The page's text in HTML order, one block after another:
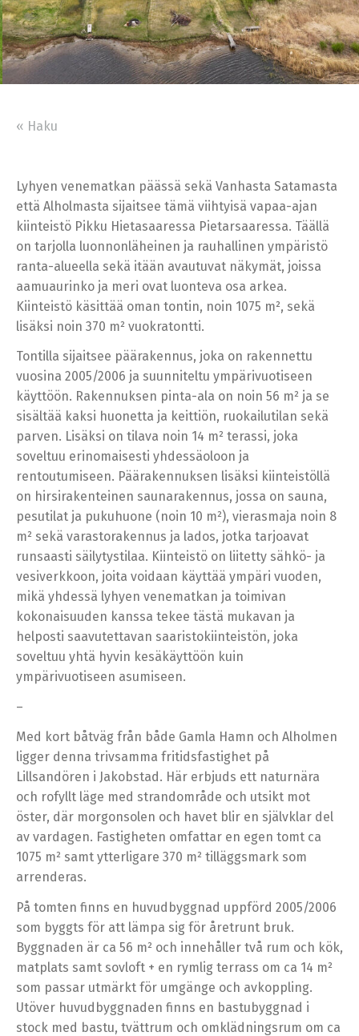
« Haku
Lyhyen venematkan päässä sekä Vanhasta Satamasta
että Alholmasta sijaitsee tämä viihtyisä vapaa-ajan
kiinteistö Pikku Hietasaaressa Pietarsaaressa. Täällä
on tarjolla luonnonläheinen ja rauhallinen ympäristö
ranta-alueella sekä itään avautuvat näkymät, joissa
aamuaurinko ja meri ovat luonteva osa arkea.
Kiinteistö käsittää oman tontin, noin 1075 m², sekä
lisäksi noin 370 m² vuokratontti.
Tontilla sijaitsee päärakennus, joka on rakennettu
vuosina 2005/2006 ja suunniteltu ympärivuotiseen
käyttöön. Rakennuksen pinta-ala on noin 56 m² ja se
sisältää kaksi huonetta ja keittiön, ruokailutilan sekä
parven. Lisäksi on tilava noin 14 m² terassi, joka
soveltuu erinomaisesti yhdessäoloon ja
rentoutumiseen. Päärakennuksen lisäksi kiinteistöllä
on hirsirakenteinen saunarakennus, jossa on sauna,
pesutilat ja pukuhuone (noin 10 m²), vierasmaja noin 8
m² sekä varastorakennus ja lados, jotka tarjoavat
runsaasti säilytystilaa. Kiinteistö on liitetty sähkö- ja
vesiverkkoon, joita voidaan käyttää ympäri vuoden,
mikä yhdessä lyhyen venematkan ja toimivan
kokonaisuuden kanssa tekee tästä mukavan ja
helposti saavutettavan saaristokiinteistön, joka
soveltuu yhtä hyvin kesäkäyttöön kuin
ympärivuotiseen asumiseen.
–
Med kort båtväg från både Gamla Hamn och Alholmen
ligger denna trivsamma fritidsfastighet på
Lillsandören i Jakobstad. Här erbjuds ett naturnära
och rofyllt läge med strandområde och utsikt mot
öster, där morgonsolen och havet blir en självklar del
av vardagen. Fastigheten omfattar en egen tomt ca
1075 m² samt ytterligare 370 m² tilläggsmark som
arrenderas.
På tomten finns en huvudbyggnad uppförd 2005/2006
som byggts för att lämpa sig för åretrunt bruk.
Byggnaden är ca 56 m² och innehåller två rum och kök,
matplats samt sovloft + en rymlig terrass om ca 14 m²
som passar utmärkt för umgänge och avkoppling.
Utöver huvudbyggnaden finns en bastubyggnad i
stock med bastu, tvättrum och omklädningsrum om ca